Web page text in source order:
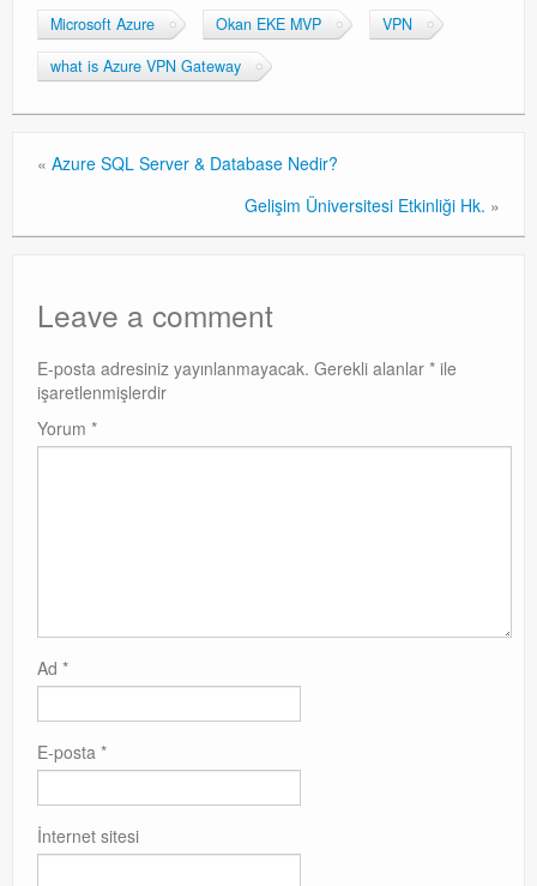
Microsoft Azure
Okan EKE MVP
VPN
what is Azure VPN Gateway
« Azure SQL Server & Database Nedir?
Gelişim Üniversitesi Etkinliği Hk. »
Leave a comment
E-posta adresiniz yayınlanmayacak. Gerekli alanlar * ile
işaretlenmişlerdir
Yorum *
Ad *
E-posta *
İnternet sitesi